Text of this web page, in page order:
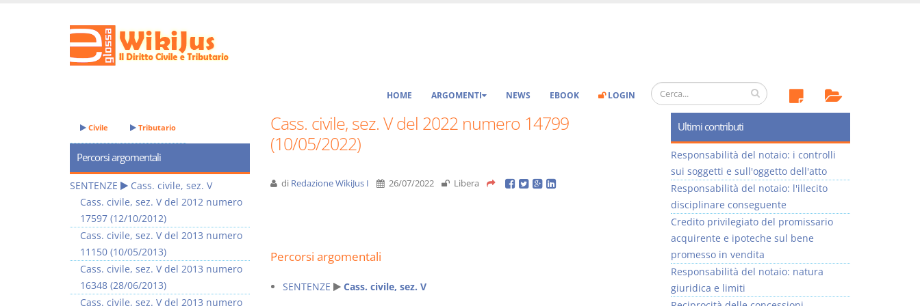
HOME ARGOMENTI NEWS EBOOK LOGIN
Cass. civile, sez. V del 2022 numero 14799
(10/05/2022)
di Redazione WikiJus I 26/07/2022 Libera
Percorsi argomentali
SENTENZE Cass. civile, sez. V
Civile Tributario
Percorsi argomentali
SENTENZE
Cass. civile, sez. V
Cass. civile, sez. V del 2012 numero
17597 (12/10/2012)
Cass. civile, sez. V del 2013 numero
11150 (10/05/2013)
Cass. civile, sez. V del 2013 numero
16348 (28/06/2013)
Cass. civile, sez. V del 2013 numero
Ultimi contributi
Responsabilità del notaio: i controlli
sui soggetti e sull'oggetto dell'atto
Responsabilità del notaio: l'illecito
disciplinare conseguente
Credito privilegiato del promissario
acquirente e ipoteche sul bene
promesso in vendita
Responsabilità del notaio: natura
giuridica e limiti